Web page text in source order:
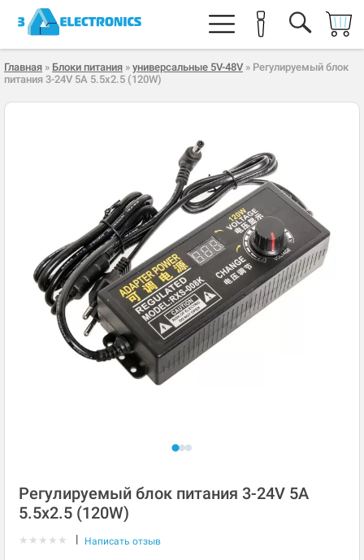
Главная » Блоки питания » универсальные 5V-48V » Регулируемый блок
питания 3-24V 5A 5.5x2.5 (120W)
Регулируемый блок питания 3-24V 5A
5.5x2.5 (120W)
★ ★ ★ ★ ★ | Написать отзыв